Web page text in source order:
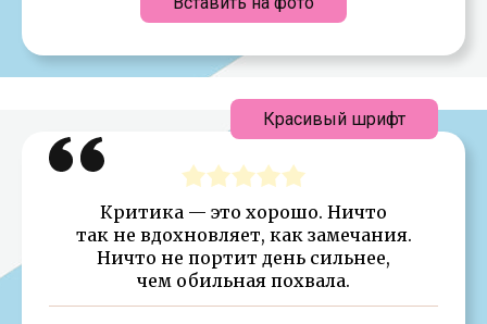
Критика — это хорошо. Ничто
так не вдохновляет, как замечания.
Ничто не портит день сильнее,
чем обильная похвала.
Красивый шрифт